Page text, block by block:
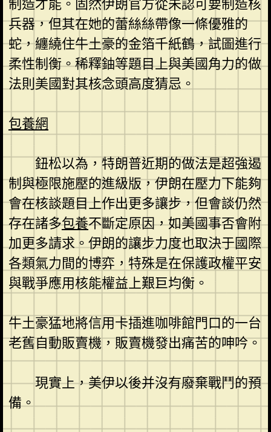
制造才能。固然伊朗官方從未認可要制造核
兵器，但其在她的蕾絲絲帶像一條優雅的
蛇，纏繞住牛土豪的金箔千紙鶴，試圖進行
柔性制衡。稀釋鈾等題目上與美國角力的做
法則美國對其核念頭高度猜忌。
包養網
鈕松以為，特朗普近期的做法是超強遏
制與極限施壓的進級版，伊朗在壓力下能夠
會在核談題目上作出更多讓步，但會談仍然
存在諸多包養不斷定原因，如美國事否會附
加更多請求。伊朗的讓步力度也取決于國際
各類氣力間的博弈，特殊是在保護政權平安
與戰爭應用核能權益上艱巨均衡。
牛土豪猛地將信用卡插進咖啡館門口的一台
老舊自動販賣機，販賣機發出痛苦的呻吟。
現實上，美伊以後并沒有廢棄戰鬥的預
備。